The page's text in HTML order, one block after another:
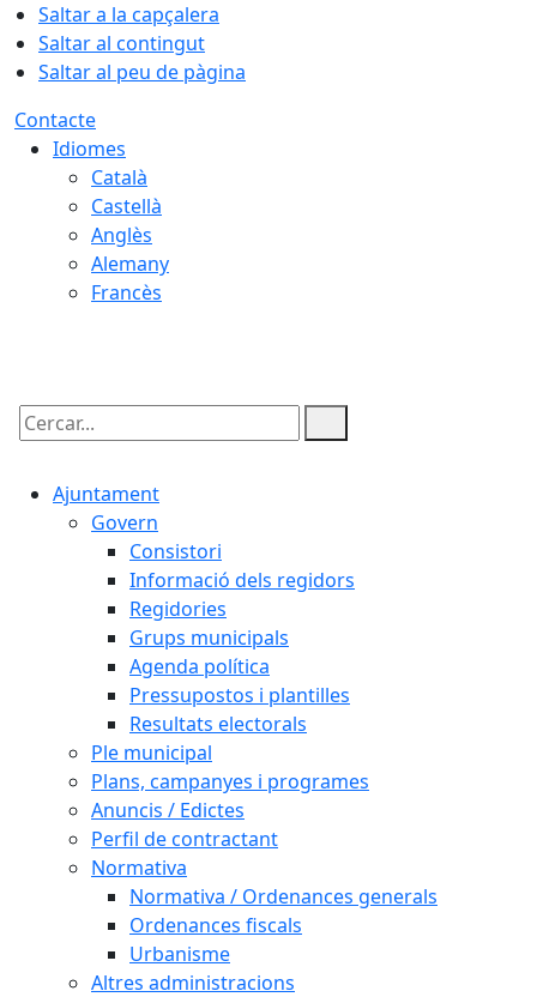
Saltar a la capçalera
Saltar al contingut
Saltar al peu de pàgina
Contacte
Idiomes
Català
Castellà
Anglès
Alemany
Francès
Cercar:
Ajuntament
Govern
Consistori
Informació dels regidors
Regidories
Grups municipals
Agenda política
Pressupostos i plantilles
Resultats electorals
Ple municipal
Plans, campanyes i programes
Anuncis / Edictes
Perfil de contractant
Normativa
Normativa / Ordenances generals
Ordenances fiscals
Urbanisme
Altres administracions